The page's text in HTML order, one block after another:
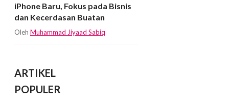
iPhone Baru, Fokus pada Bisnis
dan Kecerdasan Buatan
Oleh Muhammad Jiyaad Sabiq
ARTIKEL
POPULER